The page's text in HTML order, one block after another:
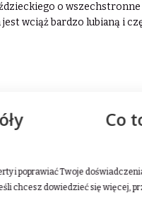
o
wciąż bardzo lubianą i
Co
i poprawiać Twoje
chcesz dowiedzieć się więcej,